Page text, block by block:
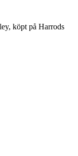
köpt på Harrods